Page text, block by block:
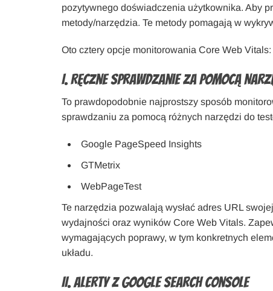
pozytywnego doświadczenia użytkownika. Aby
metody/narzędzia. Te metody pomagają w
Oto cztery opcje monitorowania Core Web Vitals:
I. Ręczne Sprawdzanie za pomocą
To prawdopodobnie najprostszy sposób
sprawdzaniu za pomocą różnych narzędzi do
Google PageSpeed Insights
GTMetrix
WebPageTest
Te narzędzia pozwalają wysłać adres URL
wydajności oraz wyników Core Web Vitals.
wymagających poprawy, w tym konkretnych
układu.
II. Alerty z Google Search Console